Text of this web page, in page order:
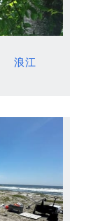
浪江